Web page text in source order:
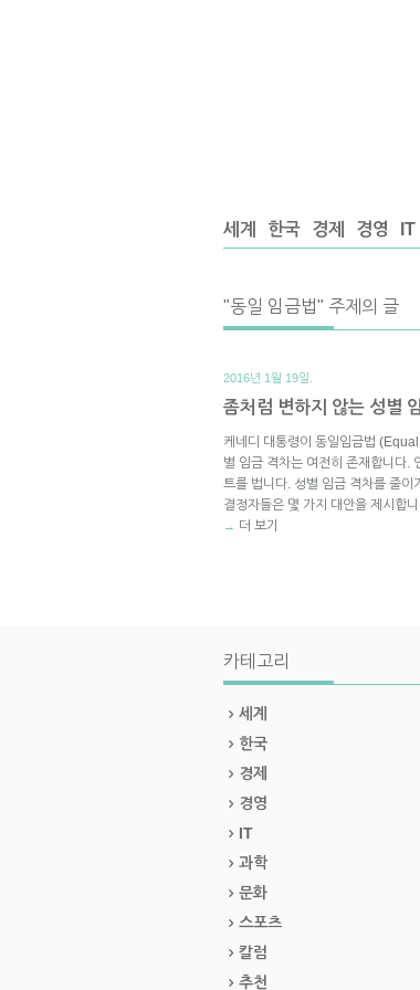
세계 한국 경제 경영 IT
"동일 임금법" 주제의 글
2016년 1월 19일.
좀처럼 변하지 않는 성별
케네디 대통령이 동일임금법
별 임금 격차는 여전히 존재합니다.
트를 법니다. 성별 임금 격차를 줄
결정자들은 몇 가지 대안을 제시합
→ 더 보기
카테고리
세계
한국
경제
경영
IT
과학
문화
스포츠
칼럼
추천